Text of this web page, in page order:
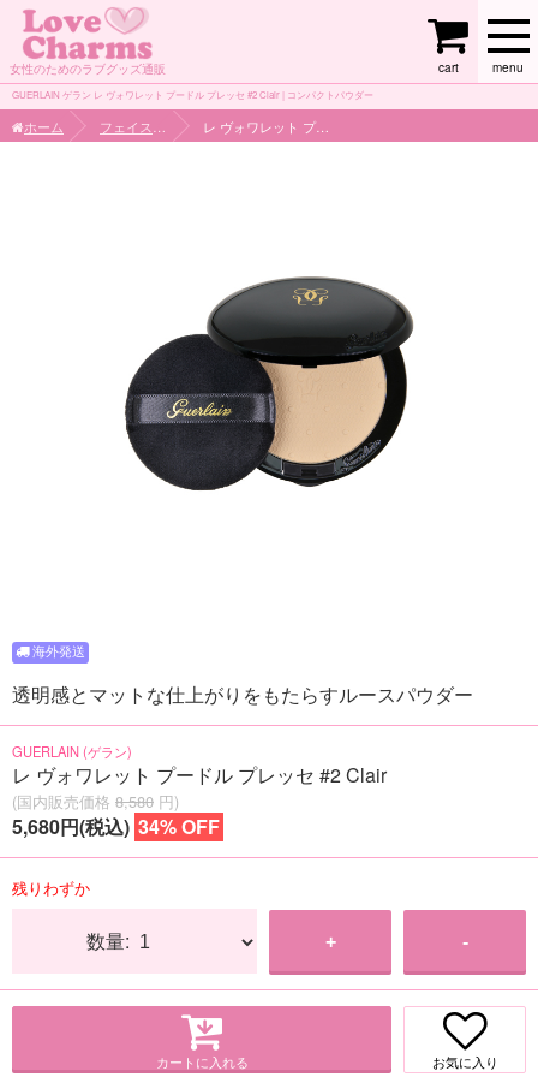
女性のためのラブグッズ通販 menu
cart
GUERLAIN ゲラン レ ヴォワレット プードル プレッセ #2 Clair | コンパクトパウダー
ホーム
透明感とマットな仕上がりをもたらすルースパウダー
GUERLAIN (ゲラン)
レ ヴォワレット プードル プレッセ #2 Clair
(国内販売価格 8,580 円)
5,680円(税込) 34% OFF
残りわずか
数量: + -
カートに入れる お気に入り